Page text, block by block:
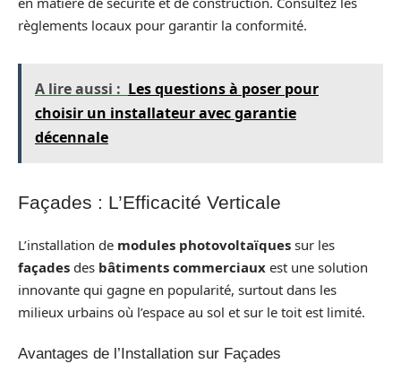
règlements locaux pour garantir la conformité.
A lire aussi : Les questions à poser pour
choisir un installateur avec garantie
décennale
Façades : L’Efficacité Verticale
L’installation de modules photovoltaïques sur les
façades des bâtiments commerciaux est une solution
innovante qui gagne en popularité, surtout dans les
milieux urbains où l’espace au sol et sur le toit est limité.
Avantages de l’Installation sur Façades